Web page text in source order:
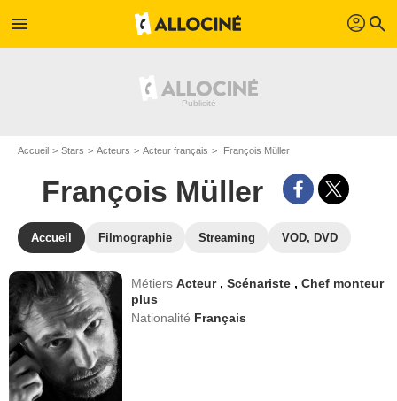
menu profil search
Accueil Stars Acteurs Acteur français François Müller
François Müller
Accueil Filmographie Streaming VOD, DVD
MétiersActeur ,Scénariste ,Chef monteur
plus
Nationalité Français